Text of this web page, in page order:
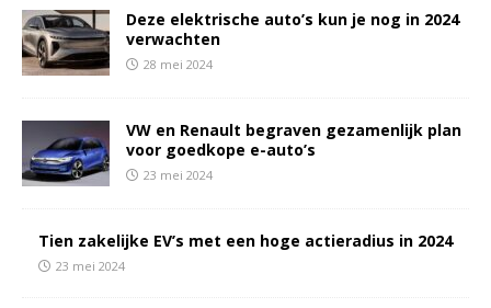
Deze elektrische auto’s kun je nog in 2024
verwachten
28 mei 2024
VW en Renault begraven gezamenlijk plan
voor goedkope e-auto’s
23 mei 2024
Tien zakelijke EV’s met een hoge actieradius in 2024
23 mei 2024